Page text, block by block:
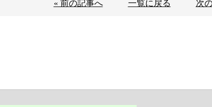
« 前の記事へ 一覧に戻る 次